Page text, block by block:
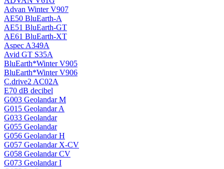
Advan Winter V907
AE50 BluEarth-A
AE51 BluEarth-GT
AE61 BluEarth-XT
Aspec A349A
Avid GT S35A
BluEarth*Winter V905
BluEarth*Winter V906
C.drive2 AC02A
E70 dB decibel
G003 Geolandar M
G015 Geolandar A
G033 Geolandar
G055 Geolandar
G056 Geolandar H
G057 Geolandar X-CV
G058 Geolandar CV
G073 Geolandar I